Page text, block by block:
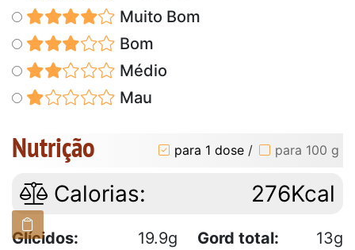
Muito Bom
Bom
Médio
Mau
Nutrição para 1 dose / para 100 g
Calorias: 276Kcal
Glícidos: 19.9g Gord total:
13g